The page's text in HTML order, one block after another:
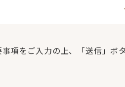
項をご入力の上、「送信」ボ